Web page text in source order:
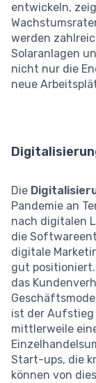
entwickeln,
werden
Solaranlagen
nicht nur die
neue
Die
Pandemie an
nach digitalen
die
digitale
gut
das
ist der
mittlerweile
Start-ups, die
können von